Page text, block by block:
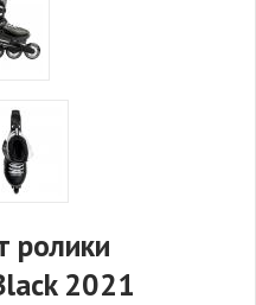
ролики
2021